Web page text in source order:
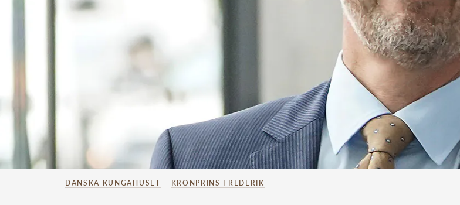
DANSKA KUNGAHUSET – KRONPRINS FREDERIK